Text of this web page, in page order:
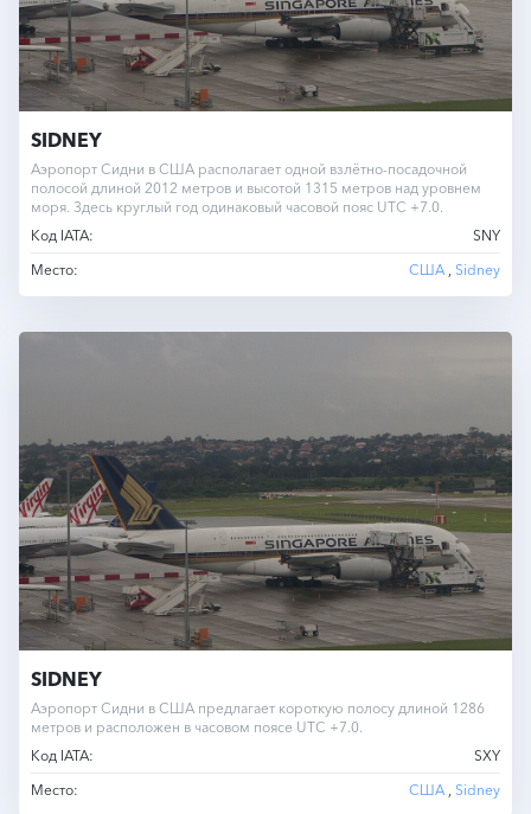
SIDNEY
Аэропорт Сидни в США располагает одной взлётно-посадочной
полосой длиной 2012 метров и высотой 1315 метров над уровнем
моря. Здесь круглый год одинаковый часовой пояс UTC +7.0.
Код IATA:
SNY
Место:
США , Sidney
SIDNEY
Аэропорт Сидни в США предлагает короткую полосу длиной 1286
метров и расположен в часовом поясе UTC +7.0.
Код IATA:
SXY
Место:
США Sidney